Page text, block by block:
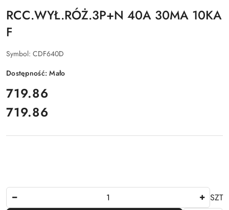
RCC.WYŁ.RÓŻ.3P+N 40A 30MA 10KA
F
Symbol: CDF640D
Dostępność:Mało
cena:
719.86
Cena:
719.86
SZT